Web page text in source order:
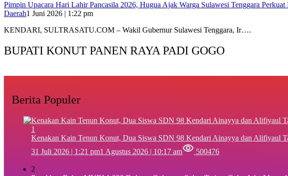
Pimpin Upacara Hari Lahir Pancasila 2026, Hugua Ajak Warga Sulawesi Tenggara Perkuat
Daerah1 Juni 2026 | 1:22 pm
KENDARI, SULTRASATU.COM – Wakil Gubernur Sulawesi Tenggara, Ir….
BUPATI KONUT PANEN RAYA PADI GOGO
Berita Populer
1
‎Kenakan Kain Tenun Konut, Dua Siswa SDN 98 Kendari Ainayya dan Alifiyaul
31 Juli 2026 | 1:21 pm1 Agustus 2026 | 10:17 am 500476
2